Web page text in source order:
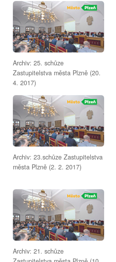
Archiv: 25. schůze
Zastupitelstva města Plzně (20.
4. 2017)
Archiv: 23.schůze Zastupitelstva
města Plzně (2. 2. 2017)
Archiv: 21. schůze